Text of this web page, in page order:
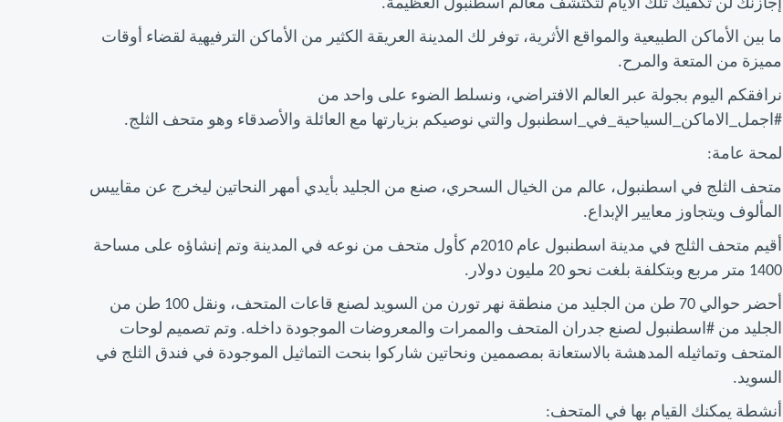
إجازنك لن تكفيك تلك الأيام لتكتشف معالم اسطنبول العظيمة.
ما بين الأماكن الطبيعية والمواقع الأثرية، توفر لك المدينة العريقة الكثير من الأماكن الترفيهية لقضاء أوقات
مميزة من المتعة والمرح.
نرافقكم اليوم بجولة عبر العالم الافتراضي، ونسلط الضوء على واحد من
#اجمل_الاماكن_السياحية_في_اسطنبول والتي نوصيكم بزيارتها مع العائلة والأصدقاء وهو متحف الثلج.
لمحة عامة:
متحف الثلج في اسطنبول، عالم من الخيال السحري، صنع من الجليد بأيدي أمهر النحاتين ليخرج عن مقاييس
المألوف ويتجاوز معايير الإبداع.
أقيم متحف الثلج في مدينة اسطنبول عام 2010م كأول متحف من نوعه في المدينة وتم إنشاؤه على مساحة
1400 متر مربع وبتكلفة بلغت نحو 20 مليون دولار.
أحضر حوالي 70 طن من الجليد من منطقة نهر تورن من السويد لصنع قاعات المتحف، ونقل 100 طن من
الجليد من #اسطنبول لصنع جدران المتحف والممرات والمعروضات الموجودة داخله. وتم تصميم لوحات
المتحف وتماثيله المدهشة بالاستعانة بمصممين ونحاتين شاركوا بنحت التماثيل الموجودة في فندق الثلج في
السويد.
أنشطة يمكنك القيام بها في المتحف: